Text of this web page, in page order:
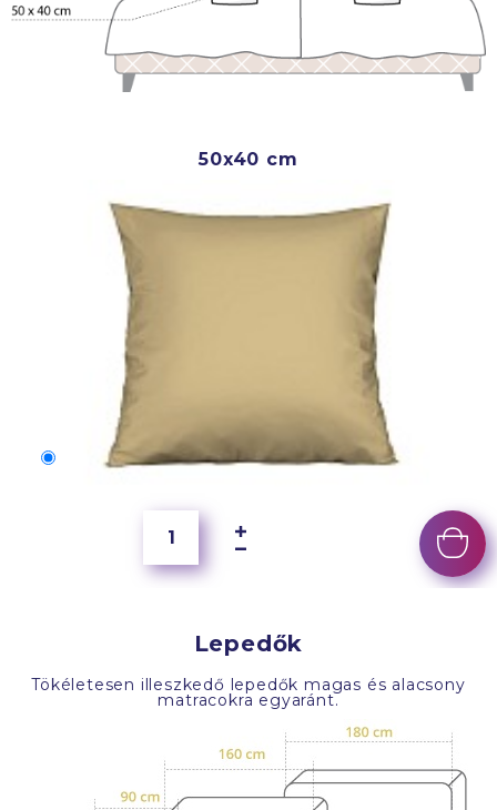
50x40 cm
50x40 cm
Lepedők
Tökéletesen illeszkedő lepedők magas és alacsony
matracokra egyaránt.